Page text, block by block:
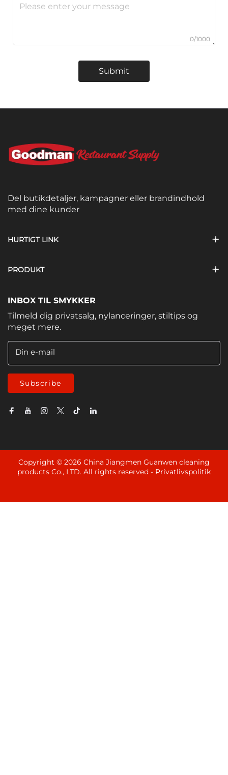
0/1000
Submit
Del butikdetaljer, kampagner eller brandindhold
med dine kunder
HURTIGT LINK
PRODUKT
INBOX TIL SMYKKER
Tilmeld dig privatsalg, nylanceringer, stiltips og
meget mere.
Din e-mail
Subscribe
Copyright © 2026 China Jiangmen Guanwen cleaning
products Co., LTD. All rights reserved - Privatlivspolitik